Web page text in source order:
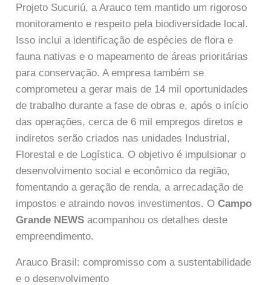
Projeto Sucuriú, a Arauco tem mantido um rigoroso
monitoramento e respeito pela biodiversidade local.
Isso inclui a identificação de espécies de flora e
fauna nativas e o mapeamento de áreas prioritárias
para conservação. A empresa também se
comprometeu a gerar mais de 14 mil oportunidades
de trabalho durante a fase de obras e, após o início
das operações, cerca de 6 mil empregos diretos e
indiretos serão criados nas unidades Industrial,
Florestal e de Logística. O objetivo é impulsionar o
desenvolvimento social e econômico da região,
fomentando a geração de renda, a arrecadação de
impostos e atraindo novos investimentos. OCampo
Grande NEWS acompanhou os detalhes deste
empreendimento.
Arauco Brasil: compromisso com a sustentabilidade
e o desenvolvimento